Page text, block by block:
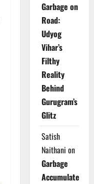
Garbage on
Road:
Udyog
Vihar’s
Filthy
Reality
Behind
Gurugram’s
Glitz
Satish
Naithani on
Garbage
Accumulates,